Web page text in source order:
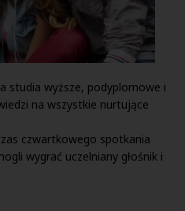
studia wyższe, podyplomowe i
na wszystkie nurtujące
czwartkowego spotkania
wygrać uczelniany głośnik i